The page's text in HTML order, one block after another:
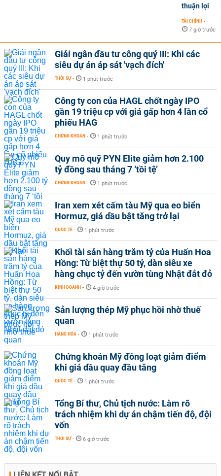
thuận lợi
TÀI CHÍNH -
7 giờ trước
Giải ngân đầu tư công quý III: Khi các
siêu dự án áp sát 'vạch đích'
THỜI SỰ - 1 phút trước
Công ty con của HAGL chốt ngày IPO
gần 19 triệu cp với giá gấp hơn 4 lần cổ
phiếu HAG
CHỨNG KHOÁN - 1 phút trước
Quy mô quỹ PYN Elite giảm hơn 2.100
tỷ đồng sau tháng 7 ‘tồi tệ’
CHỨNG KHOÁN - 1 phút trước
Iran xem xét cấm tàu Mỹ qua eo biển
Hormuz, giá dầu bật tăng trở lại
QUỐC TẾ - 1 phút trước
Khối tài sản hàng trăm tỷ của Huấn Hoa
Hồng: Từ biệt thự 50 tỷ, dàn siêu xe
hàng chục tỷ đến vườn tùng Nhật đắt đỏ
KINH DOANH - 4 giờ trước
Sản lượng thép Mỹ phục hồi nhờ thuế
quan
HÀNG HÓA - 1 phút trước
Chứng khoán Mỹ đồng loạt giảm điểm
khi giá dầu quay đầu tăng
QUỐC TẾ - 1 phút trước
Tổng Bí thư, Chủ tịch nước: Làm rõ
trách nhiệm khi dự án chậm tiến độ, đội
vốn
THỜI SỰ - 6 giờ trước